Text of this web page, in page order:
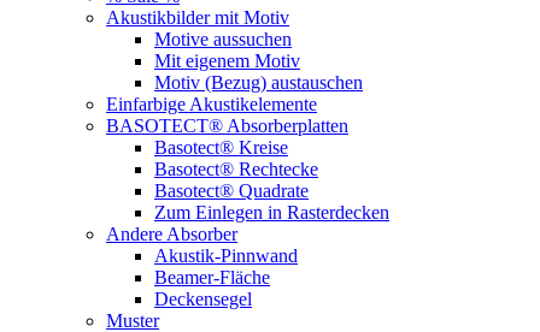
Akustikbilder mit Motiv
Motive aussuchen
Mit eigenem Motiv
Motiv (Bezug) austauschen
Einfarbige Akustikelemente
BASOTECT® Absorberplatten
Basotect® Kreise
Basotect® Rechtecke
Basotect® Quadrate
Zum Einlegen in Rasterdecken
Andere Absorber
Akustik-Pinnwand
Beamer-Fläche
Deckensegel
Muster